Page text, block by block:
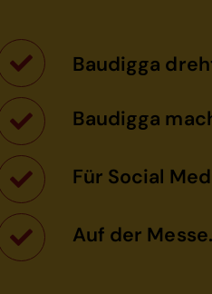
Baudigga
Baudigga
Für Social
Auf der